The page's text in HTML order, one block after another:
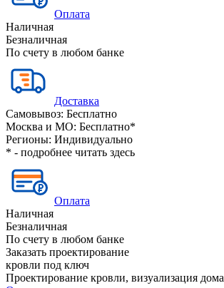
Оплата
Наличная
Безналичная
По счету в любом банке
Доставка
Самовывоз: Бесплатно
Москва и МО: Бесплатно*
Регионы: Индивидуально
* - подробнее читать здесь
Оплата
Наличная
Безналичная
По счету в любом банке
Заказать проектирование
кровли под ключ
Проектирование кровли, визуализация дома